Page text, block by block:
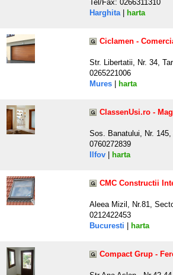
Tel/Fax: 0266311310
Harghita| harta
Ciclamen -
Str. Libertatii, Nr. 34,
0265221006
Mures
harta
ClassenUsi.ro -
Sos. Banatului, Nr.
0760272839
Ilfov
harta
CMC Constructii
Aleea Mizil, Nr.81,
0212422453
Bucuresti
harta
Compact Grup -